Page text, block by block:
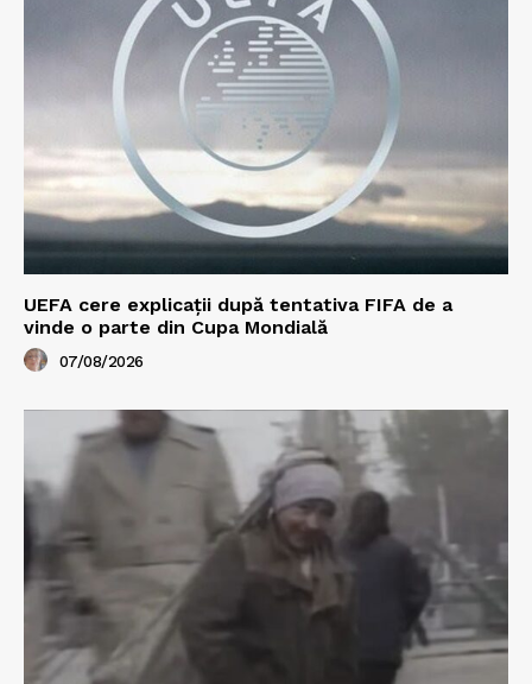
UEFA cere explicații după tentativa FIFA de a
vinde o parte din Cupa Mondială
07/08/2026